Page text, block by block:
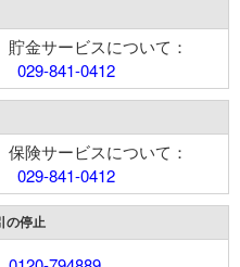
貯金サービスについて：
029-841-0412
保険サービスについて：
029-841-0412
の停止